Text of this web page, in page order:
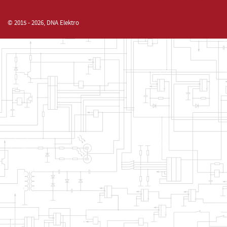
© 2015 - 2026, DNA Elektro